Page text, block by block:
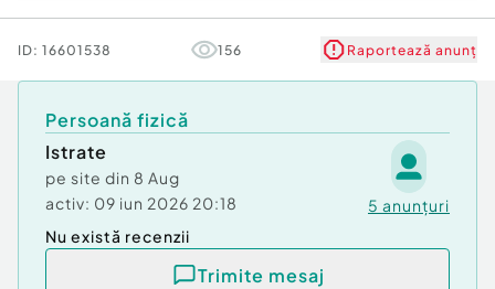
ID: 16601538 156 Raportează anunț
Persoană fizică
Istrate
pe site din 8 Aug
activ: 09 iun 2026 20:18 5 anunțuri
Nu există recenzii
Trimite mesaj